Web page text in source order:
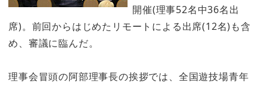
開催(理事52名中36名出
席)。前回からはじめたリモートによる出席(12名)も含
め、審議に臨んだ。
理事会冒頭の阿部理事長の挨拶では、全国遊技場青年